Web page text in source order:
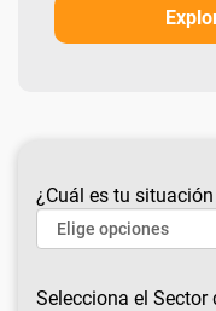
¿Cuál es tu
Selecciona el Sector